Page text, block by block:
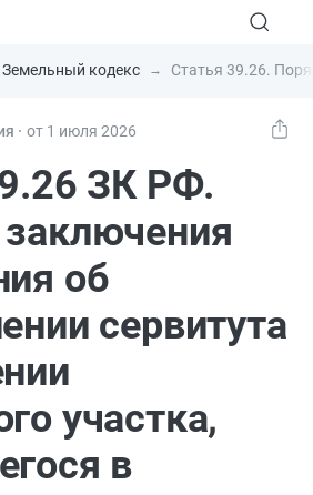
Земельный кодекс Статья 39.26.
⸱ от 1 июля 2026
ЗК РФ.
об
сервитута
участка,
в